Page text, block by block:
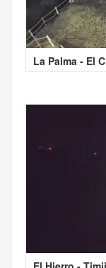
La Palma - El